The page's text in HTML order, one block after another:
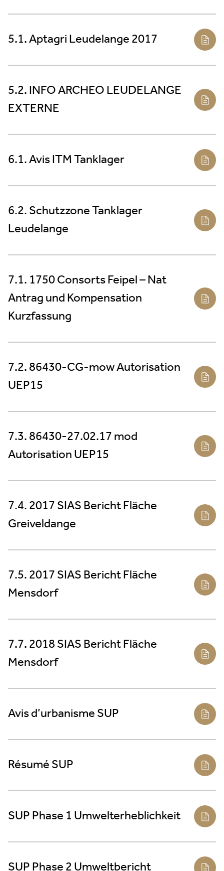
5.1. Aptagri Leudelange 2017
5.2. INFO ARCHEO LEUDELANGE
EXTERNE
6.1. Avis ITM Tanklager
6.2. Schutzzone Tanklager
Leudelange
7.1. 1750 Consorts Feipel – Nat
Antrag und Kompensation
Kurzfassung
7.2. 86430-CG-mow Autorisation
UEP15
7.3. 86430-27.02.17 mod
Autorisation UEP15
7.4. 2017 SIAS Bericht Fläche
Greiveldange
7.5. 2017 SIAS Bericht Fläche
Mensdorf
7.7. 2018 SIAS Bericht Fläche
Mensdorf
Avis d’urbanisme SUP
Résumé SUP
SUP Phase 1 Umwelterheblichkeit